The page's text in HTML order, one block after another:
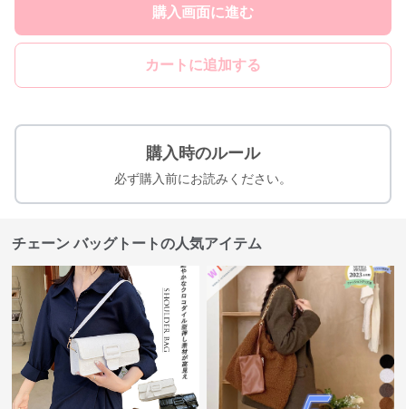
購入画面に進む
カートに追加する
購入時のルール
必ず購入前にお読みください。
チェーン バッグトートの人気アイテム